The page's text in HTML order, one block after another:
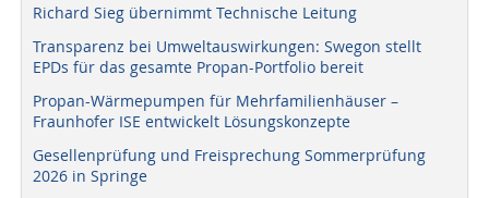
Richard Sieg übernimmt Technische Leitung
Transparenz bei Umweltauswirkungen: Swegon stellt
EPDs für das gesamte Propan-Portfolio bereit
Propan-Wärmepumpen für Mehrfamilienhäuser –
Fraunhofer ISE entwickelt Lösungskonzepte
Gesellenprüfung und Freisprechung Sommerprüfung
2026 in Springe